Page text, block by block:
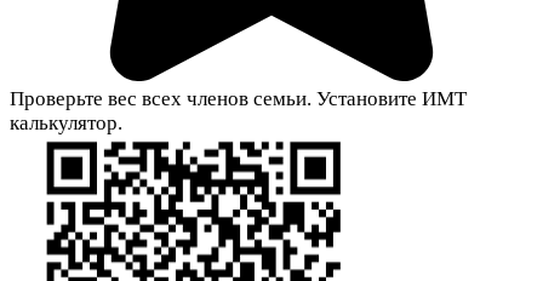
Проверьте вес всех членов семьи. Установите ИМТ
калькулятор.